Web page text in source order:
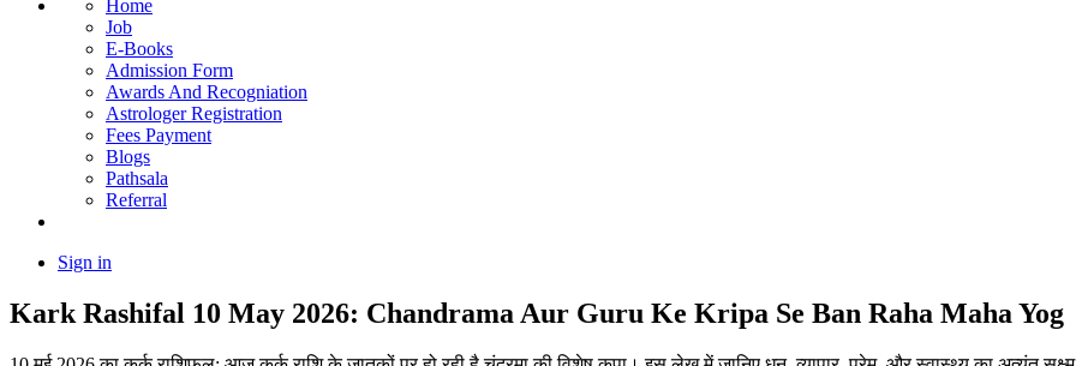
Home
Job
E-Books
Admission Form
Awards And Recogniation
Astrologer Registration
Fees Payment
Blogs
Pathsala
Referral
Sign in
Kark Rashifal 10 May 2026: Chandrama Aur Guru Ke Kripa Se Ban Raha Maha Yog